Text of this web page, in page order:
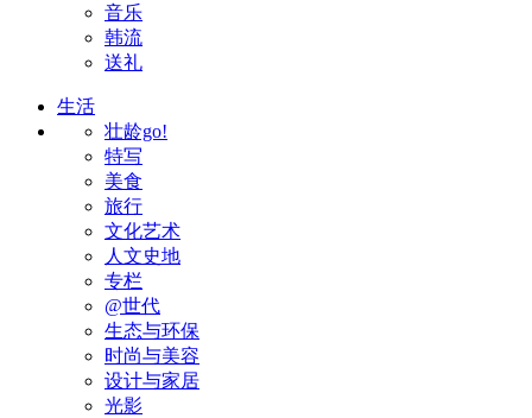
音乐
韩流
送礼
生活
壮龄go!
特写
美食
旅行
文化艺术
人文史地
专栏
@世代
生态与环保
时尚与美容
设计与家居
光影